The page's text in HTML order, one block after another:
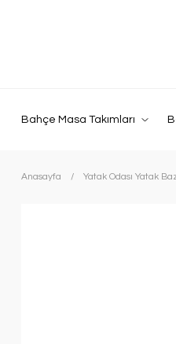
Bahçe Masa Takımları
Anasayfa Yatak Odası Yatak